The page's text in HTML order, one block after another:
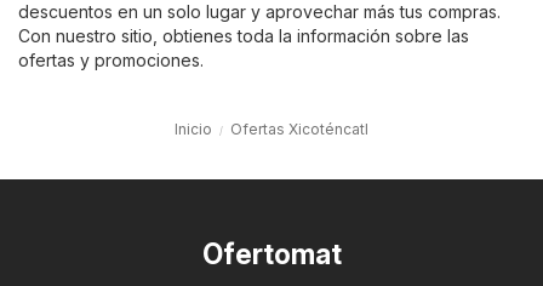
descuentos en un solo lugar y aprovechar más tus compras.
Con nuestro sitio, obtienes toda la información sobre las
ofertas y promociones.
Inicio Ofertas Xicoténcatl
Ofertomat